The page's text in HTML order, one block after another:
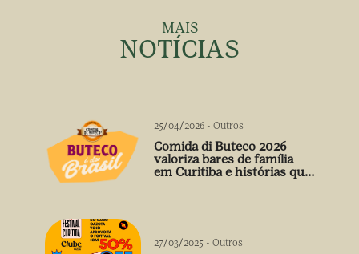
MAIS
NOTÍCIAS
25/04/2026 - Outros
Comida di Buteco 2026
valoriza bares de família
em Curitiba e histórias que
27/03/2025 - Outros